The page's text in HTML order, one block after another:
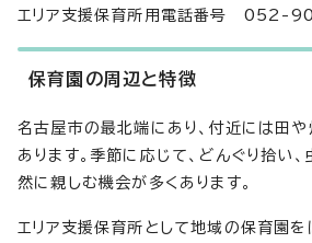
エリア支援保育所用電話番号 052-
保育園の周辺と特徴
名古屋市の最北端にあり、付近には田や
あります。季節に応じて、どんぐり拾い、
然に親しむ機会が多くあります。
エリア支援保育所として地域の保育園